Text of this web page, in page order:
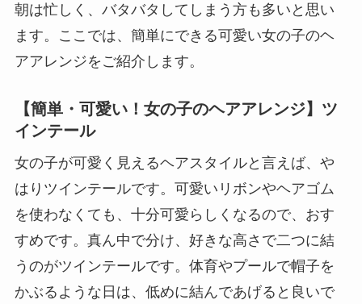
朝は忙しく、バタバタしてしまう方も多いと思い
ます。ここでは、簡単にできる可愛い女の子のヘ
アアレンジをご紹介します。
【簡単・可愛い！女の子のヘアアレンジ】ツ
インテール
女の子が可愛く見えるヘアスタイルと言えば、や
はりツインテールです。可愛いリボンやヘアゴム
を使わなくても、十分可愛らしくなるので、おす
すめです。真ん中で分け、好きな高さで二つに結
うのがツインテールです。体育やプールで帽子を
かぶるような日は、低めに結んであげると良いで